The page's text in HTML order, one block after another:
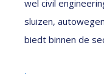
wel civil
sluizen,
biedt binnen de